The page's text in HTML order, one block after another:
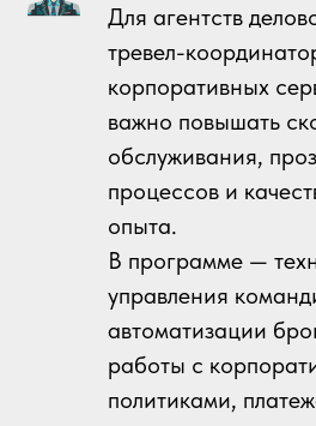
Для агентств
тревел-
корпоративных
важно повышать
обслуживания,
процессов и
опыта.
В программе —
управления
автоматизации
работы с
политиками,